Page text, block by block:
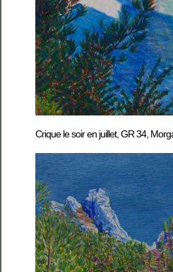
Crique le soir en juillet, GR 34,